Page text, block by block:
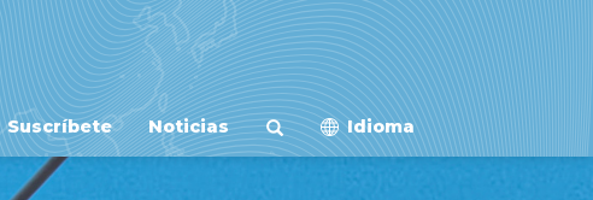
Suscríbete Noticias Idioma